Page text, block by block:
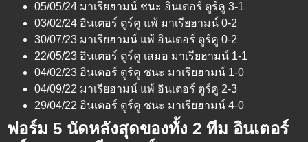
05/05/24 มาเรียฮามน์ ชนะ อินเตอร์ ตูร์คู 3-1
03/02/24 อินเตอร์ ตูร์คู แพ้ มาเรียฮามน์ 0-2
30/07/23 มาเรียฮามน์ แพ้ อินเตอร์ ตูร์คู 0-2
22/05/23 อินเตอร์ ตูร์คู เสมอ มาเรียฮามน์ 1-1
04/02/23 อินเตอร์ ตูร์คู ชนะ มาเรียฮามน์ 1-0
04/09/22 มาเรียฮามน์ แพ้ อินเตอร์ ตูร์คู 2-3
29/04/22 อินเตอร์ ตูร์คู ชนะ มาเรียฮามน์ 4-0
ฟอร์ม 5 นัดหลังสุดของทั้ง 2 ทีม อินเตอร์